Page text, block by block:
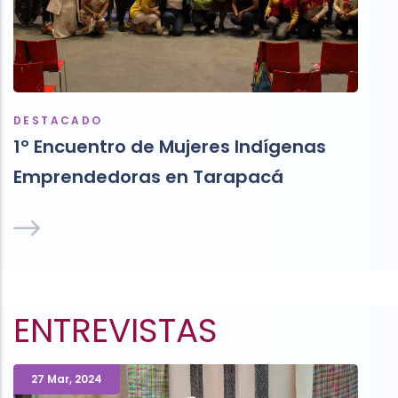
DESTACADO
1° Encuentro de Mujeres Indígenas
Emprendedoras en Tarapacá
ENTREVISTAS
27 Mar, 2024